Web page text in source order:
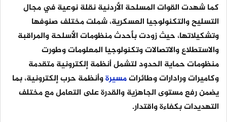
كما شهدت القوات المسلحة الأردنية نقلة نوعية في مجال
التسليح والتكنولوجيا العسكرية، شملت مختلف صنوفها
وتشكيلاتها، حيث زودت بأحدث منظومات الأسلحة والمراقبة
والاستطلاع والاتصالات وتكنولوجيا المعلومات وطورت
منظومات حماية الحدود لتشمل أنظمة إلكترونية متقدمة
وكاميرات ورادارات وطائراتمسيرةوأنظمة حرب إلكترونية، بما
يضمن رفع مستوى الجاهزية والقدرة على التعامل مع مختلف
التهديدات بكفاءة واقتدار.